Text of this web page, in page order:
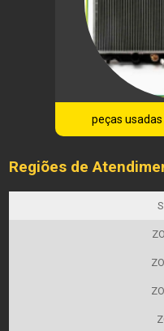
peças
Regiões de